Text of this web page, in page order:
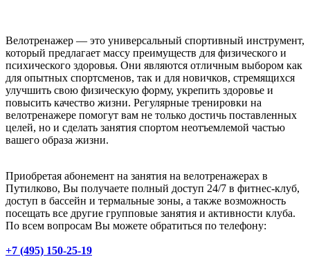
Велотренажер — это универсальный спортивный инструмент,
который предлагает массу преимуществ для физического и
психического здоровья. Они являются отличным выбором как
для опытных спортсменов, так и для новичков, стремящихся
улучшить свою физическую форму, укрепить здоровье и
повысить качество жизни. Регулярные тренировки на
велотренажере помогут вам не только достичь поставленных
целей, но и сделать занятия спортом неотъемлемой частью
вашего образа жизни.
Приобретая абонемент на занятия на велотренажерах в
Путилково, Вы получаете полный доступ 24/7 в фитнес-клуб,
доступ в бассейн и термальные зоны, а также возможность
посещать все другие групповые занятия и активности клуба.
По всем вопросам Вы можете обратиться по телефону:
+7 (495) 150-25-19